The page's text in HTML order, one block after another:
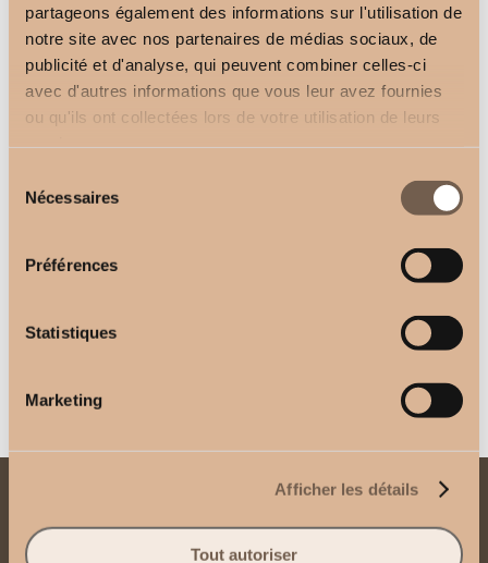
partageons également des informations sur l'utilisation de
notre site avec nos partenaires de médias sociaux, de
publicité et d'analyse, qui peuvent combiner celles-ci
avec d'autres informations que vous leur avez fournies
ou qu'ils ont collectées lors de votre utilisation de leurs
Nécessaires
Préférences
Statistiques
Marketing
Afficher les détails
Tout autoriser
Support D.20mm Linéa
tubulaire
8,80 €-14,00€
Support Plafond
20,50€-22,50€
19,50€-